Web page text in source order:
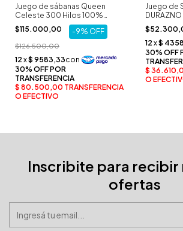
Juego de sábanas Queen
Celeste 300 Hilos 100%
Algodón "Ivory Pura" Palette
$115.000,00 -9% OFF
$126.500,00
Juego de
Embozo
Jean
Inscribite para recibir
ofertas